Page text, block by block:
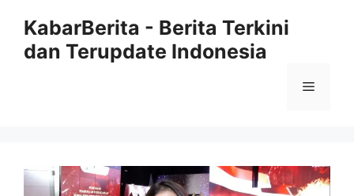
KabarBerita - Berita Terkini
dan Terupdate Indonesia
Menu